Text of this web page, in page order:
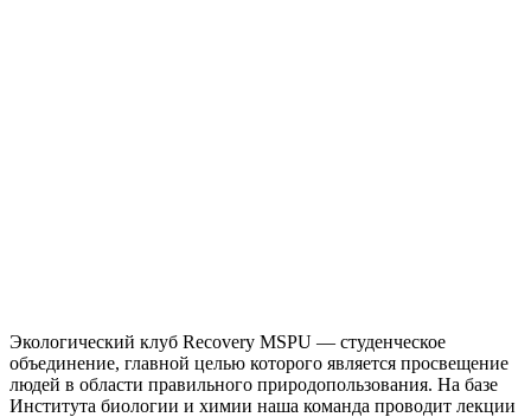
Экологический клуб Recovery MSPU — студенческое
объединение, главной целью которого является просвещение
людей в области правильного природопользования. На базе
Института биологии и химии наша команда проводит лекции